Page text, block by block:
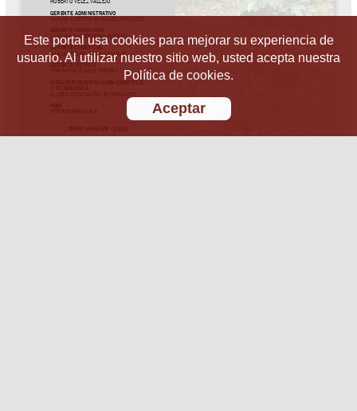
Este portal usa cookies para mejorar su experiencia de
usuario. Al utilizar nuestro sitio web, usted acepta nuestra
Política de cookies.
Aceptar